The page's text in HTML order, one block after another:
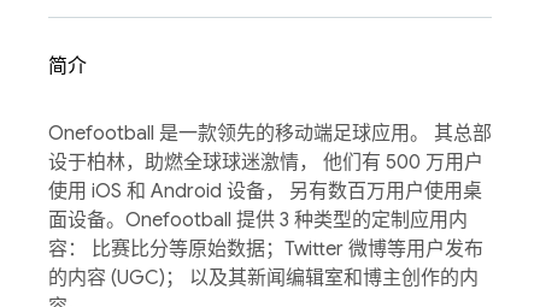
简介
Onefootball 是一款领先的移动端足球应用。 其总部
设于柏林，助燃全球球迷激情， 他们有 500 万用户
使用 iOS 和 Android 设备， 另有数百万用户使用桌
面设备。Onefootball 提供 3 种类型的定制应用内
容： 比赛比分等原始数据；Twitter 微博等用户发布
的内容 (UGC)； 以及其新闻编辑室和博主创作的内